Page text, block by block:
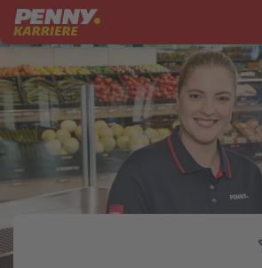
Zum Inhalt springen
Startseite
PENNY als
Ausbildung
Markt